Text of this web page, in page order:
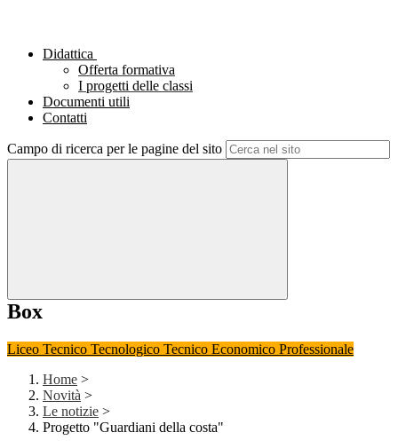
Didattica
Offerta formativa
I progetti delle classi
Documenti utili
Contatti
Campo di ricerca per le pagine del sito
Box
Liceo Tecnico Tecnologico Tecnico Economico Professionale
Home >
Novità >
Le notizie >
Progetto "Guardiani della costa"